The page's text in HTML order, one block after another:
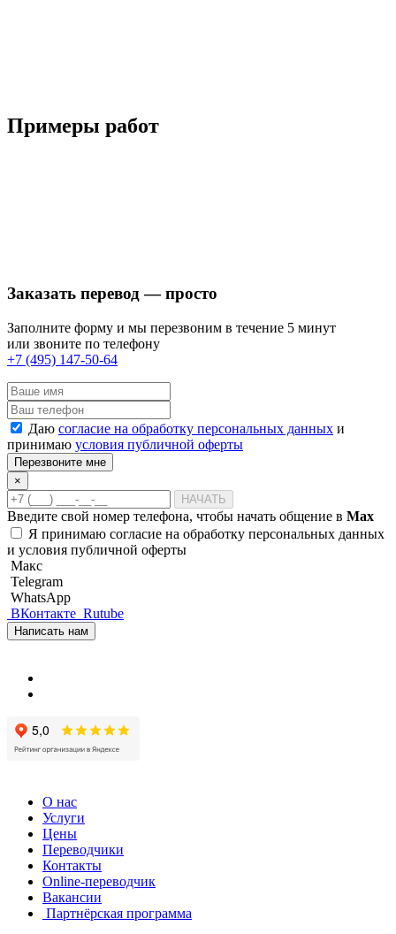
Примеры работ
Заказать перевод — просто
Заполните форму и мы перезвоним в течение 5 минут
или звоните по телефону
+7 (495) 147-50-64
Даю согласие на обработку персональных данных и
принимаю условия публичной оферты
Перезвоните мне
×
НАЧАТЬ
Введите свой номер телефона, чтобы начать общение в Max
Я принимаю согласие на обработку персональных данных
и условия публичной оферты
Макс
Telegram
WhatsApp
ВКонтакте Rutube
Написать нам
О нас
Услуги
Цены
Переводчики
Контакты
Online-переводчик
Вакансии
Партнёрская программа